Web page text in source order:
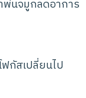
พ่นจมูกลดอาการ
กัสเปลี่ยนไป